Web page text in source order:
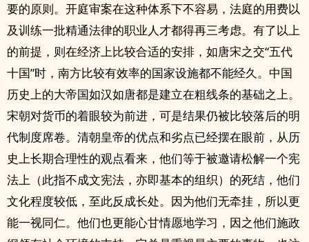
要的原则。开庭审案在这种体系下不容易，法庭的用费以
及训练一批精通法律的职业人才都得再三考虑。有了以上
的前提，则在经济上比较合适的安排，如唐宋之交“五代
十国”时，南方比较有效率的国家设施都不能经久。中国
历史上的大帝国如汉如唐都是建立在粗线条的基础之上。
宋朝对货币的着眼较为前进，可是结果仍被比较落后的明
代制度席卷。清朝皇帝的优点和劣点已经摆在眼前，从历
史上长期合理性的观点看来，他们等于被邀请松解一个宪
法上（此指不成文宪法，亦即基本的组织）的死结，他们
文化程度较低，至此反成长处。因为他们无牵挂，所以更
能一视同仁。他们也更能心甘情愿地学习，因之他们施政